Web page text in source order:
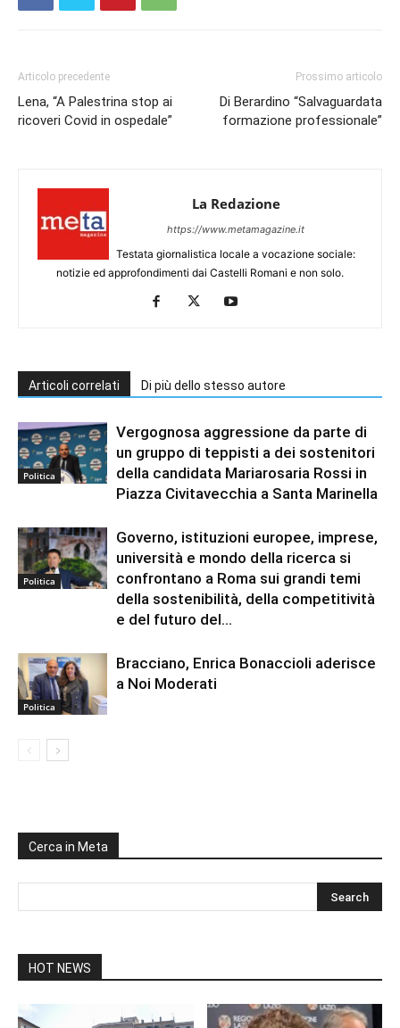
Articolo precedente
Lena, “A Palestrina stop ai
ricoveri Covid in ospedale”
Prossimo articolo
Di Berardino “Salvaguardata
formazione professionale”
La Redazione
https://www.metamagazine.it
Testata giornalistica locale a vocazione sociale:
notizie ed approfondimenti dai Castelli Romani e non solo.
Articoli correlati Di più dello stesso autore
Politica
Vergognosa aggressione da parte di
un gruppo di teppisti a dei sostenitori
della candidata Mariarosaria Rossi in
Piazza Civitavecchia a Santa Marinella
Politica
Governo, istituzioni europee, imprese,
università e mondo della ricerca si
confrontano a Roma sui grandi temi
della sostenibilità, della competitività
e del futuro del...
Politica
Bracciano, Enrica Bonaccioli aderisce
a Noi Moderati
Cerca in Meta
HOT NEWS